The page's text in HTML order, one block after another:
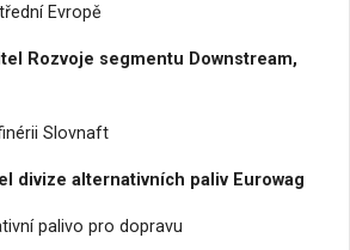
Evropě
Rozvoje segmentu Downstream,
Slovnaft
divize alternativních paliv Eurowag
palivo pro dopravu